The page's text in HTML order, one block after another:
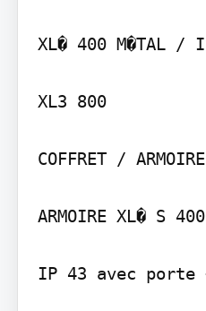
XL� 400 M�TAL /
XL3 800
COFFRET /
ARMOIRE XL� S
IP 43 avec